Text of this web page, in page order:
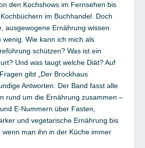
den Kochshows im Fernsehen bis
im Buchhandel. Doch
ausgewogene Ernährung wissen
wenig. Wie kann ich mich als
schützen? Was ist ein
Und was taugt welche Diät? Auf
gibt „Der Brockhaus
Antworten. Der Band fasst alle
rund um die Ernährung zusammen –
E-Nummern über Fasten,
und vegetarische Ernährung bis
wenn man ihn in der Küche immer